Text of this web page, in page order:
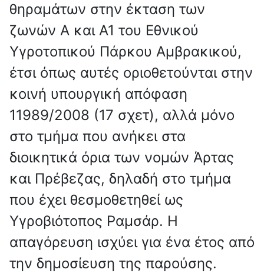
θηραμάτων στην έκταση των
ζωνών Α και Α1 του Εθνικού
Υγροτοπικού Πάρκου Αμβρακικού,
έτσι όπως αυτές οριοθετούνται στην
κοινή υπουργική απόφαση
11989/2008 (17 σχετ), αλλά μόνο
στο τμήμα που ανήκει στα
διοικητικά όρια των νομών Άρτας
και Πρέβεζας, δηλαδή στο τμήμα
που έχει θεσμοθετηθεί ως
Υγροβιότοπος Ραμσάρ. Η
απαγόρευση ισχύει για ένα έτος από
την δημοσίευση της παρούσης.